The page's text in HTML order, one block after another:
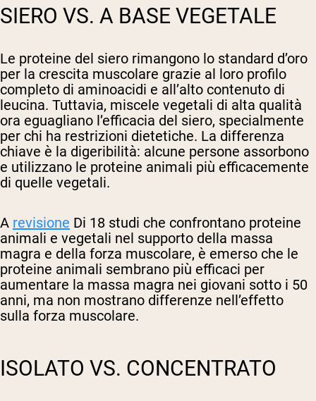
SIERO VS. A BASE VEGETALE
Le proteine del siero rimangono lo standard d’oro
per la crescita muscolare grazie al loro profilo
completo di aminoacidi e all’alto contenuto di
leucina. Tuttavia, miscele vegetali di alta qualità
ora eguagliano l’efficacia del siero, specialmente
per chi ha restrizioni dietetiche. La differenza
chiave è la digeribilità: alcune persone assorbono
e utilizzano le proteine animali più efficacemente
di quelle vegetali.
A revisione Di 18 studi che confrontano proteine
animali e vegetali nel supporto della massa
magra e della forza muscolare, è emerso che le
proteine animali sembrano più efficaci per
aumentare la massa magra nei giovani sotto i 50
anni, ma non mostrano differenze nell’effetto
sulla forza muscolare.
ISOLATO VS. CONCENTRATO